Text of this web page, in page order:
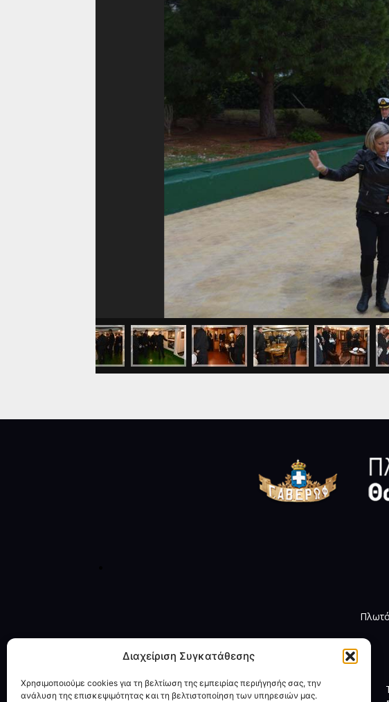
Διαχείριση Συγκατάθεσης
Χρησιμοποιούμε cookies για τη βελτίωση της εμπειρίας περιήγησής σας, την
ανάλυση της επισκεψιμότητας και τη βελτιστοποίηση των υπηρεσιών μας.